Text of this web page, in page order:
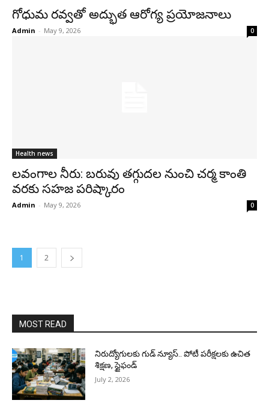
గోధుమ రవ్వతో అద్భుత ఆరోగ్య ప్రయోజనాలు
Admin - May 9, 2026 0
Health news
లవంగాల నీరు: బరువు తగ్గుదల నుంచి చర్మ కాంతి
వరకు సహజ పరిష్కారం
Admin - May 9, 2026 0
1 2
MOST READ
నిరుద్యోగులకు గుడ్ న్యూస్.. పోటీ పరీక్షలకు ఉచిత
శిక్షణ, స్టైఫండ్
July 2, 2026